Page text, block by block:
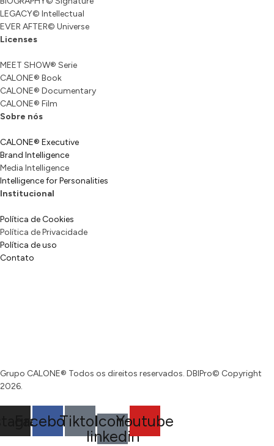
LEGACY© Intellectual
EVER AFTER© Universe
Licenses
MEET SHOW® Serie
CALONE® Book
CALONE® Documentary
CALONE® Film
Sobre nós
CALONE® Executive
Brand Intelligence
Media Intelligence
Intelligence for Personalities
Institucional
Política de Cookies
Política de Privacidade
Política de uso
Contato
Grupo CALONE® Todos os direitos reservados. DBIPro© Copyright
2026.
FacebookTiktokIcon-
linkedin
Youtube